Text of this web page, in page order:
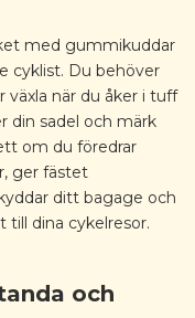
med gummikuddar
cyklist. Du behöver
växla när du åker i tuff
din sadel och märk
om du föredrar
ger fästet
ditt bagage och
till dina cykelresor.
och